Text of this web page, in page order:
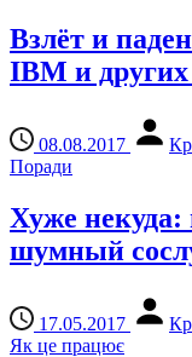
Взлёт и
IBM и
08.08.2017
Поради
Хуже некуда:
шумный
17.05.2017
Як це працює